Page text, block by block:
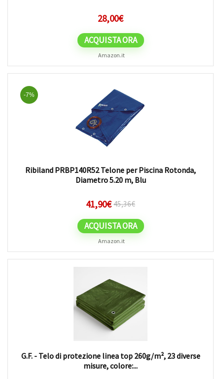
28,00€
ACQUISTA ORA
Amazon.it
-7%
Ribiland PRBP140R52 Telone per Piscina Rotonda,
Diametro 5.20 m, Blu
41,90€ 45,36€
ACQUISTA ORA
Amazon.it
G.F. - Telo di protezione linea top 260g/m², 23 diverse
misure, colore:...